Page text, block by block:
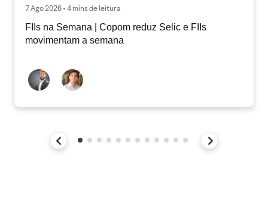
7 Ago 2026 • 4 mins de leitura
FIIs na Semana | Copom reduz Selic e FIIs
movimentam a semana